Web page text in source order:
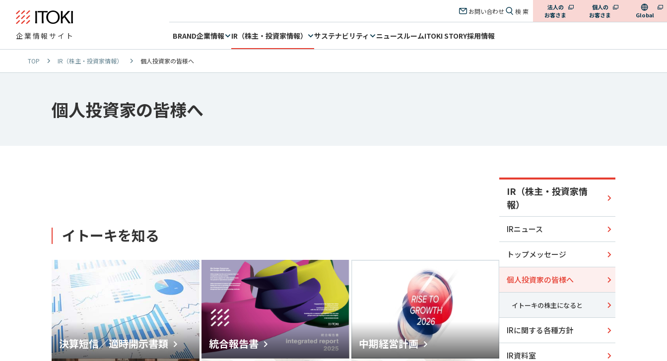
企業情報サイト BRAND企業情報 IR（株主・投資家情報） サステナビリティ ニュースルームITOKI STORY採用情報
お問い合わせ 検 索
法人の
お客さま
個人の
お客さま
Global
TOP IR（株主・投資家情報） 個人投資家の皆様へ
個人投資家の皆様へ
イトーキを知る
決算短信／適時開示書類 統合報告書 中期経営計画
IR（株主・投資家情
報）
IRニュース
トップメッセージ
個人投資家の皆様へ
イトーキの株主になると
IRに関する各種方針
IR資料室